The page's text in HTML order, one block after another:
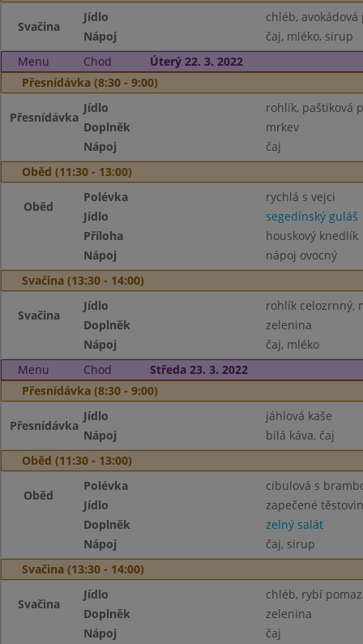
Svačina
Jídlo
chléb, avokádová
Nápoj
čaj, mléko, sirup
Menu
Chod
Úterý 22. 3. 2022
Přesnídávka (8:30 - 9:00)
Přesnídávka
Jídlo
rohlík, paštiková
Doplněk
mrkev
Nápoj
čaj
Oběd (11:30 - 13:00)
Oběd
Polévka
rychlá s vejci
Jídlo
segedínský guláš
Příloha
houskový knedlík
Nápoj
nápoj ovocný
Svačina (13:30 - 14:00)
Svačina
Jídlo
rohlík celozrnný,
Doplněk
zelenina
Nápoj
čaj, mléko
Menu
Chod
Středa 23. 3. 2022
Přesnídávka (8:30 - 9:00)
Přesnídávka
Jídlo
jáhlová kaše
Nápoj
bílá káva, čaj
Oběd (11:30 - 13:00)
Oběd
Polévka
cibulová s
Jídlo
zapečené
Doplněk
zelný salát
Nápoj
čaj, sirup
Svačina (13:30 - 14:00)
Svačina
Jídlo
chléb, rybí
Doplněk
zelenina
Nápoj
čaj